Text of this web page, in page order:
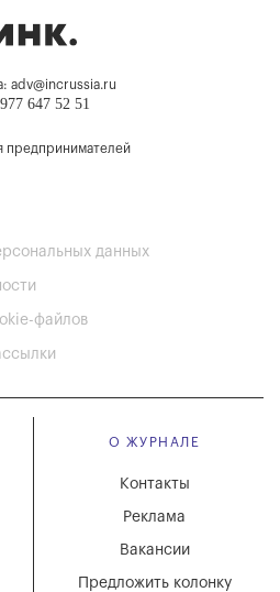
adv@incrussia.ru
647 52 51
предпринимателей
данных
файлов
О ЖУРНАЛЕ
Вакансии
Реклама
Контакты
Предложить колонку